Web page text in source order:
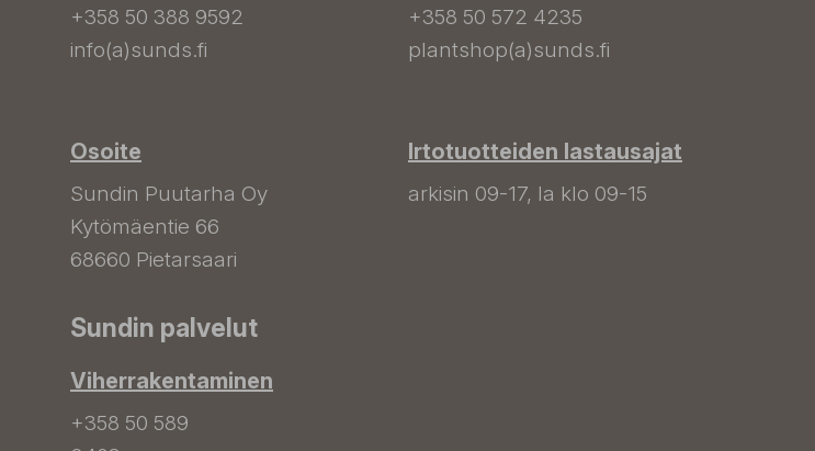
+358 50 388 9592
info(a)sunds.fi
Osoite
Sundin Puutarha Oy
Kytömäentie 66
68660 Pietarsaari
+358 50 572 4235
plantshop(a)sunds.fi
Irtotuotteiden lastausajat
arkisin 09-17, la klo 09-15
Sundin palvelut
Viherrakentaminen
+358 50 589